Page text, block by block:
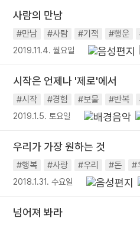
사람의 만남
#만남 #사람 #기적 #행운
2019.11.4. 월요일
시작은 언제나 '제로'에서
#시작 #경험 #보물 #반복
2019.1.5. 토요일
우리가 가장 원하는 것
#행복 #사랑 #우리 #돈 #
2018.1.31. 수요일
넘어져 봐라